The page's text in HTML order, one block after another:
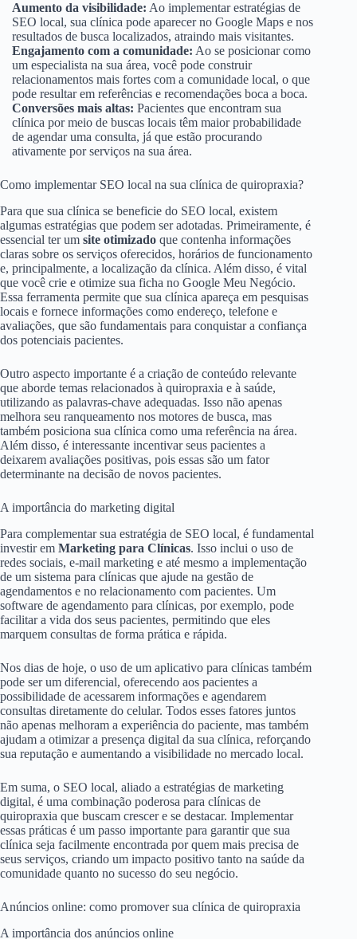
Aumento da visibilidade: Ao implementar estratégias de
SEO local, sua clínica pode aparecer no Google Maps e nos
resultados de busca localizados, atraindo mais visitantes.
Engajamento com a comunidade: Ao se posicionar como
um especialista na sua área, você pode construir
relacionamentos mais fortes com a comunidade local, o que
pode resultar em referências e recomendações boca a boca.
Conversões mais altas: Pacientes que encontram sua
clínica por meio de buscas locais têm maior probabilidade
de agendar uma consulta, já que estão procurando
ativamente por serviços na sua área.
Como implementar SEO local na sua clínica de quiropraxia?
Para que sua clínica se beneficie do SEO local, existem
algumas estratégias que podem ser adotadas. Primeiramente, é
essencial ter um site otimizado que contenha informações
claras sobre os serviços oferecidos, horários de funcionamento
e, principalmente, a localização da clínica. Além disso, é vital
que você crie e otimize sua ficha no Google Meu Negócio.
Essa ferramenta permite que sua clínica apareça em pesquisas
locais e fornece informações como endereço, telefone e
avaliações, que são fundamentais para conquistar a confiança
dos potenciais pacientes.
Outro aspecto importante é a criação de conteúdo relevante
que aborde temas relacionados à quiropraxia e à saúde,
utilizando as palavras-chave adequadas. Isso não apenas
melhora seu ranqueamento nos motores de busca, mas
também posiciona sua clínica como uma referência na área.
Além disso, é interessante incentivar seus pacientes a
deixarem avaliações positivas, pois essas são um fator
determinante na decisão de novos pacientes.
A importância do marketing digital
Para complementar sua estratégia de SEO local, é fundamental
investir em Marketing para Clínicas. Isso inclui o uso de
redes sociais, e-mail marketing e até mesmo a implementação
de um sistema para clínicas que ajude na gestão de
agendamentos e no relacionamento com pacientes. Um
software de agendamento para clínicas, por exemplo, pode
facilitar a vida dos seus pacientes, permitindo que eles
marquem consultas de forma prática e rápida.
Nos dias de hoje, o uso de um aplicativo para clínicas também
pode ser um diferencial, oferecendo aos pacientes a
possibilidade de acessarem informações e agendarem
consultas diretamente do celular. Todos esses fatores juntos
não apenas melhoram a experiência do paciente, mas também
ajudam a otimizar a presença digital da sua clínica, reforçando
sua reputação e aumentando a visibilidade no mercado local.
Em suma, o SEO local, aliado a estratégias de marketing
digital, é uma combinação poderosa para clínicas de
quiropraxia que buscam crescer e se destacar. Implementar
essas práticas é um passo importante para garantir que sua
clínica seja facilmente encontrada por quem mais precisa de
seus serviços, criando um impacto positivo tanto na saúde da
comunidade quanto no sucesso do seu negócio.
Anúncios online: como promover sua clínica de quiropraxia
A importância dos anúncios online